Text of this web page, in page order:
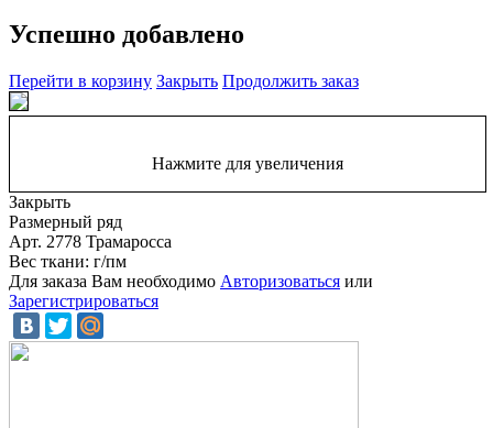
Успешно добавлено
Перейти в корзину Закрыть Продолжить заказ
Нажмите для увеличения
Закрыть
Размерный ряд
Арт. 2778 Трамаросса
Вес ткани: г/пм
Для заказа Вам необходимо Авторизоваться или
Зарегистрироваться